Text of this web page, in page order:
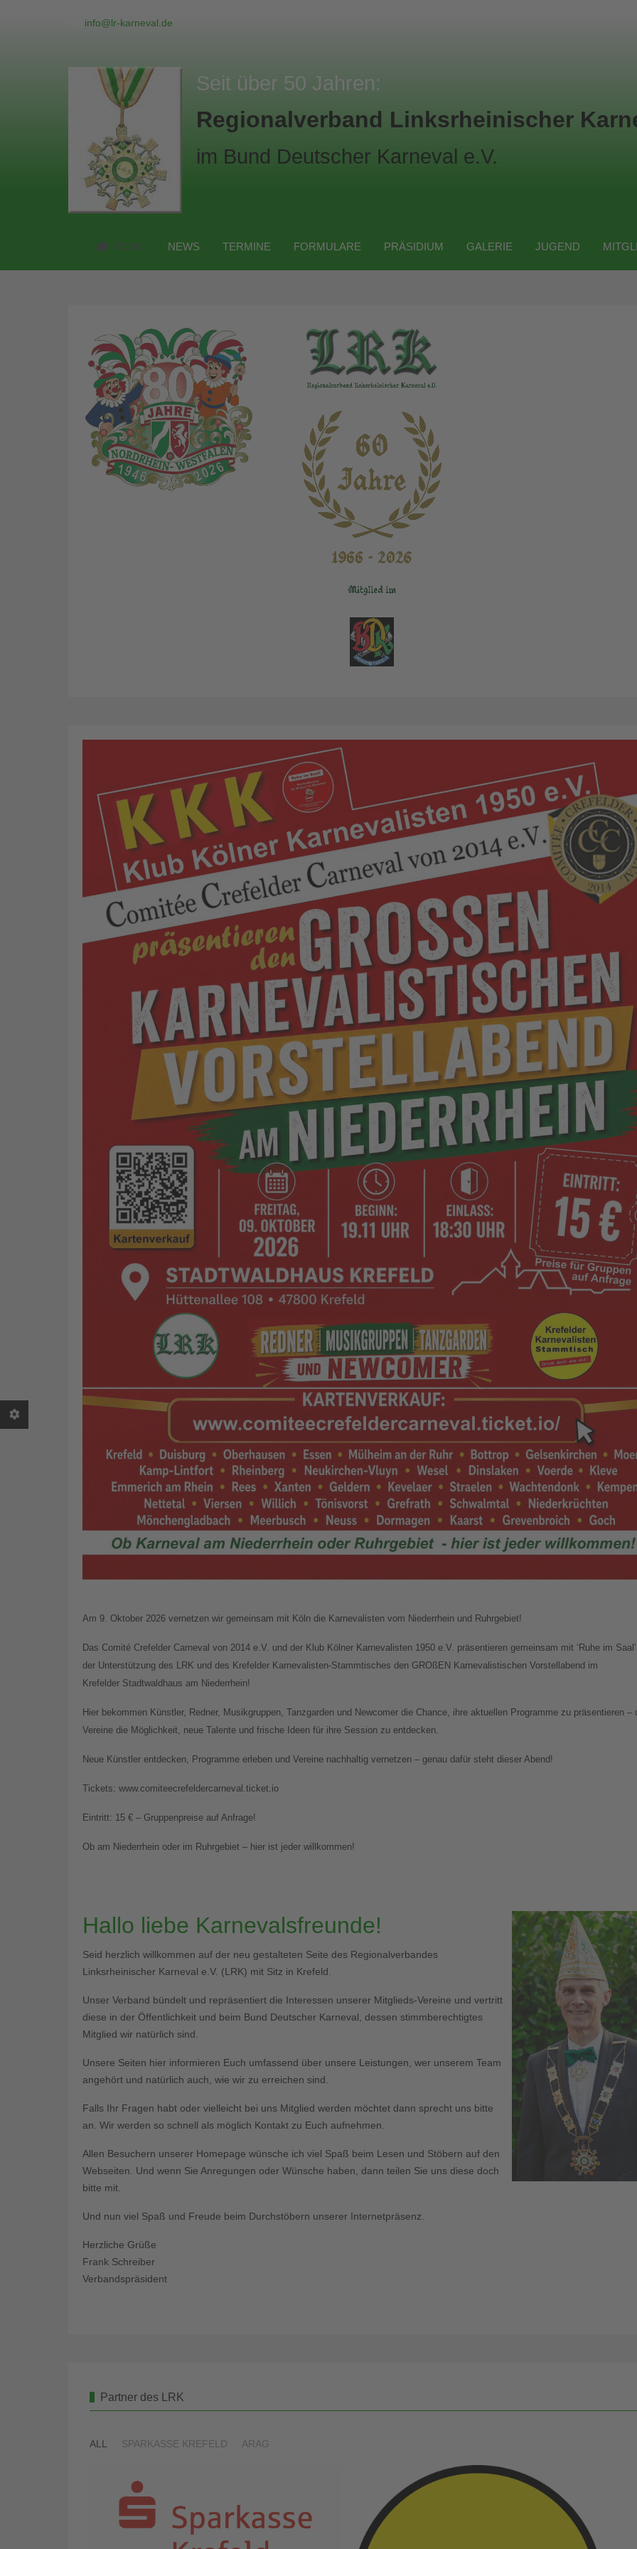
info@lr-karneval.de
Seit über 50 Jahren:
Regionalverband Linksrheinischer
im Bund Deutscher Karneval e.V.
HOME NEWS TERMINE FORMULARE PRÄSIDIUM GALERIE JUGEND
Am 9. Oktober 2026 vernetzen wir gemeinsam mit Köln die Karnevalisten vom Niederrhein und Ruhrgebiet!
Das Comité Crefelder Carneval von 2014 e.V. und der Klub Kölner Karnevalisten 1950 e.V. präsentieren gemeinsam mit ‘Ruhe im Saal’
der Unterstützung des LRK und des Krefelder Karnevalisten-Stammtisches den GROßEN Karnevalistischen Vorstellabend im
Krefelder Stadtwaldhaus am Niederrhein!
Hier bekommen Künstler, Redner, Musikgruppen, Tanzgarden und Newcomer die Chance, ihre aktuellen Programme zu präsentieren –
Vereine die Möglichkeit, neue Talente und frische Ideen für ihre Session zu entdecken.
Neue Künstler entdecken, Programme erleben und Vereine nachhaltig vernetzen – genau dafür steht dieser Abend!
Tickets: www.comiteecrefeldercarneval.ticket.io
Eintritt: 15 € – Gruppenpreise auf Anfrage!
Ob am Niederrhein oder im Ruhrgebiet – hier ist jeder willkommen!
Hallo liebe Karnevalsfreunde!
Seid herzlich willkommen auf der neu gestalteten Seite des Regionalverbandes
Linksrheinischer Karneval e.V. (LRK) mit Sitz in Krefeld.
Unser Verband bündelt und repräsentiert die Interessen unserer Mitglieds-Vereine und vertritt
diese in der Öffentlichkeit und beim Bund Deutscher Karneval, dessen stimmberechtigtes
Mitglied wir natürlich sind.
Unsere Seiten hier informieren Euch umfassend über unsere Leistungen, wer unserem Team
angehört und natürlich auch, wie wir zu erreichen sind.
Falls Ihr Fragen habt oder vielleicht bei uns Mitglied werden möchtet dann sprecht uns bitte
an. Wir werden so schnell als möglich Kontakt zu Euch aufnehmen.
Allen Besuchern unserer Homepage wünsche ich viel Spaß beim Lesen und Stöbern auf den
Webseiten. Und wenn Sie Anregungen oder Wünsche haben, dann teilen Sie uns diese doch
bitte mit.
Und nun viel Spaß und Freude beim Durchstöbern unserer Internetpräsenz.
Herzliche Grüße
Frank Schreiber
Verbandspräsident
Partner des LRK
ALL SPARKASSE KREFELD ARAG